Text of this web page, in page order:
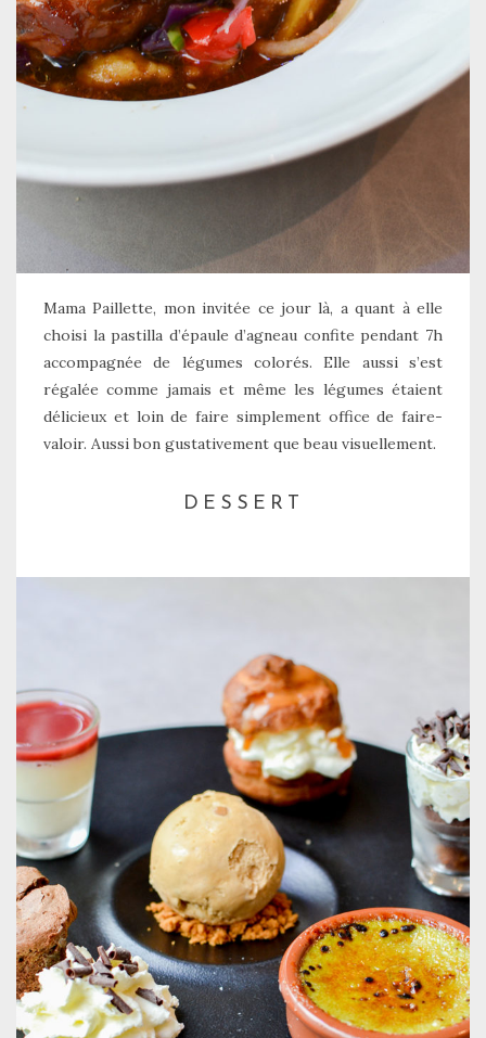
Mama Paillette, mon invitée ce jour là, a quant à elle
choisi la pastilla d’épaule d’agneau confite pendant 7h
accompagnée de légumes colorés. Elle aussi s’est
régalée comme jamais et même les légumes étaient
délicieux et loin de faire simplement office de faire-
valoir. Aussi bon gustativement que beau visuellement.
DESSERT